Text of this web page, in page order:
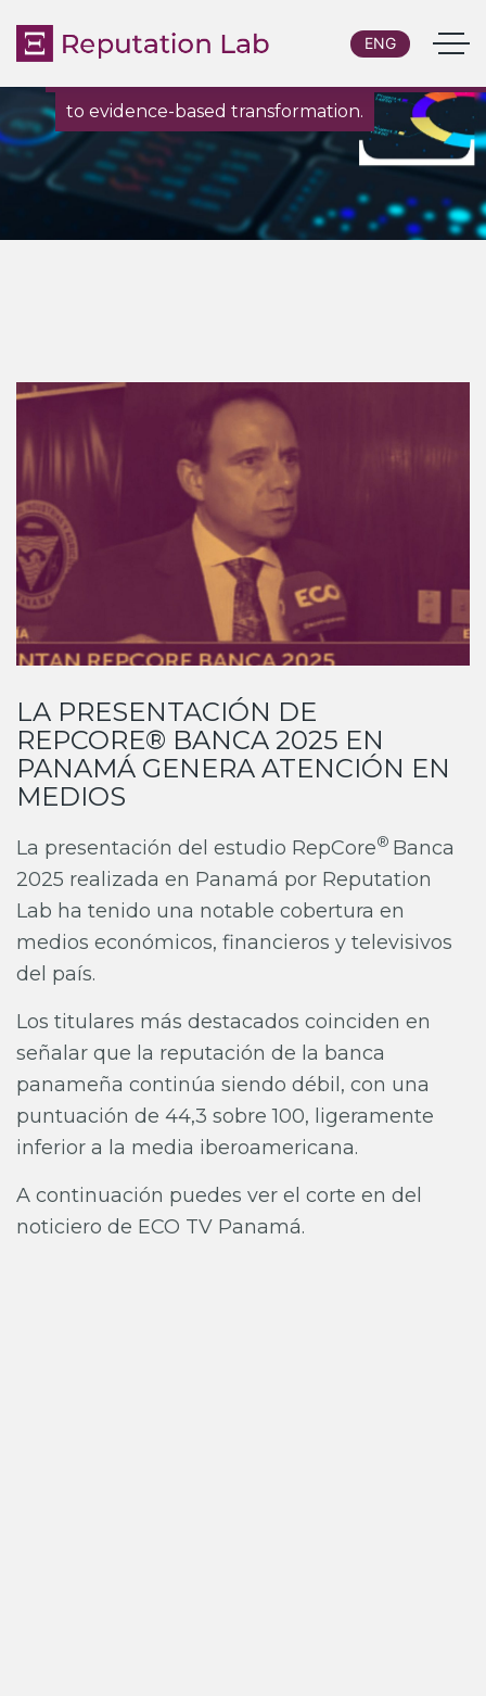
ENG
to evidence-based transformation.
LA PRESENTACIÓN DE
REPCORE® BANCA 2025 EN
PANAMÁ GENERA ATENCIÓN EN
MEDIOS
La presentación del estudio RepCore® Banca
2025 realizada en Panamá por Reputation
Lab ha tenido una notable cobertura en
medios económicos, financieros y televisivos
del país.
Los titulares más destacados coinciden en
señalar que la reputación de la banca
panameña continúa siendo débil, con una
puntuación de 44,3 sobre 100, ligeramente
inferior a la media iberoamericana.
A continuación puedes ver el corte en del
noticiero de ECO TV Panamá.